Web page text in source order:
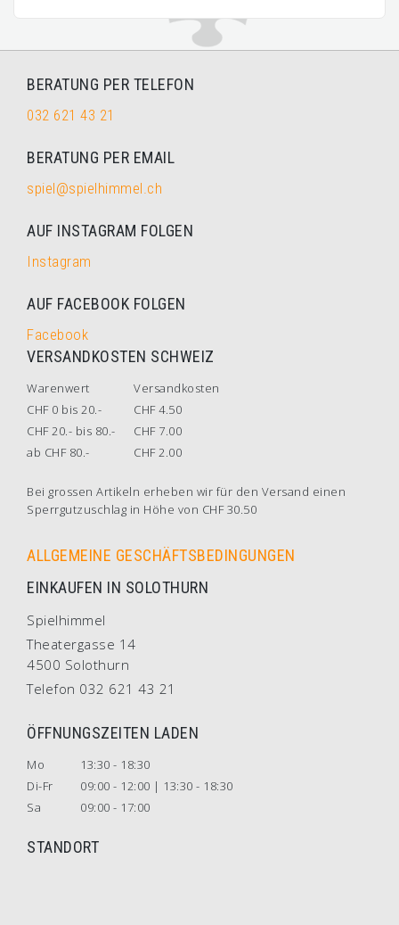
BERATUNG PER TELEFON
032 621 43 21
BERATUNG PER EMAIL
spiel@spielhimmel.ch
AUF INSTAGRAM FOLGEN
Instagram
AUF FACEBOOK FOLGEN
Facebook
VERSANDKOSTEN SCHWEIZ
Warenwert
Versandkosten
CHF 0 bis 20.-
CHF 4.50
CHF 20.- bis 80.-
CHF 7.00
ab CHF 80.-
CHF 2.00
Bei grossen Artikeln erheben wir für den Versand einen
Sperrgutzuschlag in Höhe von CHF 30.50
ALLGEMEINE GESCHÄFTSBEDINGUNGEN
EINKAUFEN IN SOLOTHURN
Spielhimmel
Theatergasse 14
4500 Solothurn
Telefon 032 621 43 21
ÖFFNUNGSZEITEN LADEN
Mo
13:30 - 18:30
Di-Fr
09:00 - 12:00 | 13:30 - 18:30
Sa
09:00 - 17:00
STANDORT